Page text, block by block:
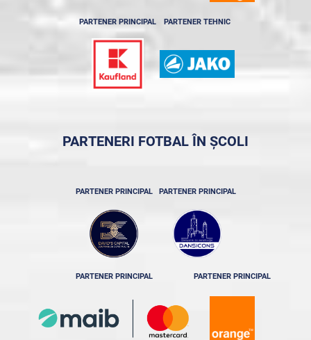
PARTENER PRINCIPAL PARTENER TEHNIC
PARTENERI FOTBAL ÎN ȘCOLI
PARTENER PRINCIPAL PARTENER PRINCIPAL
PARTENER PRINCIPAL PARTENER PRINCIPAL